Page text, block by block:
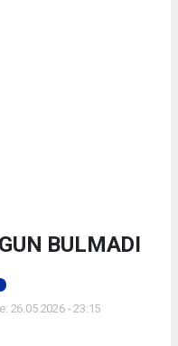
BULMADI
26.05.2026 - 23:15